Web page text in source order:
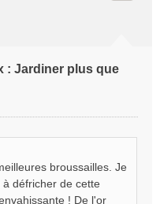
: Jardiner plus que
broussailles. Je
défricher de cette
! De l'or